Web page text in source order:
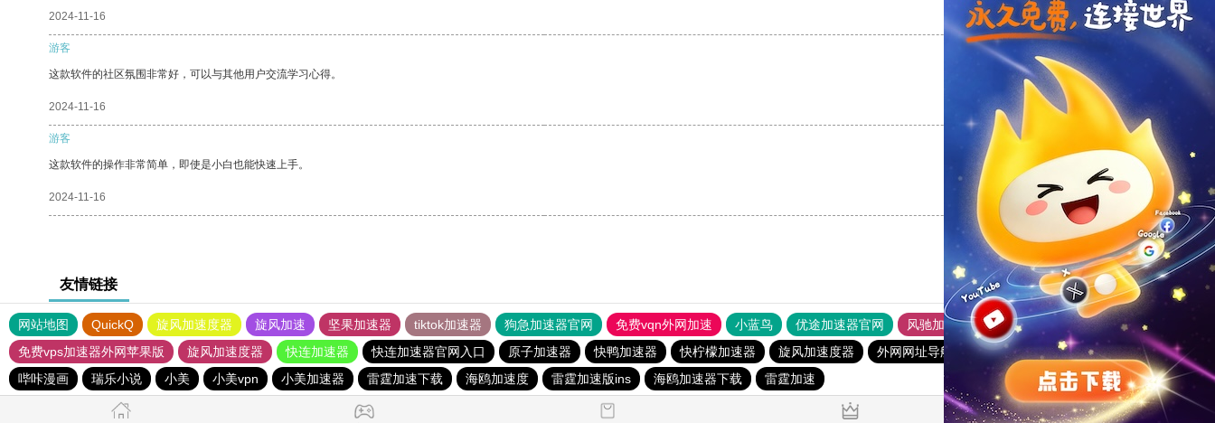
2024-11-16 支持 [0] 反对[0]
游客
这款软件的社区氛围非常好，可以与其他用户交流学习心得。
2024-11-16 支持[0] 反对
游客
这款软件的操作非常简单，即使是小白也能快速上手。
2024-11-16 支持[0] 反对[0]
友情链接
网站地图 QuickQ 旋风加速度器 旋风加速 坚果加速器 tiktok加速器 狗急加速器官网 免费vqn外网加速 小蓝鸟 优途加速器官网 风驰加速器
旋风加速器
免费vps加速器外网苹果版
旋风加速度器 快连加速器 快连加速器官网入口 原子加速器 快鸭加速器 快柠檬加速器 旋风加速度器 外网网址导航 软件中心 雷霆加速
狂飙加速器
哔咔漫画
瑞乐小说 小美 小美vpn 小美加速器 雷霆加速下载 海鸥加速度 雷霆加速版ins 海鸥加速器下载 雷霆加速